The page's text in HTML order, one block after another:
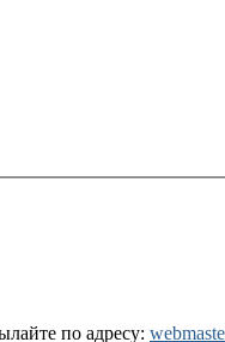
по адресу: